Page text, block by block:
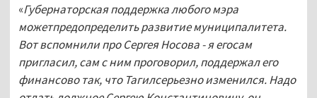
«Губернаторская поддержка любого мэра
можетпредопределить развитие муниципалитета.
Вот вспомнили про Сергея Носова - я егосам
пригласил, сам с ним проговорил, поддержал его
финансово так, что Тагилсерьезно изменился. Надо